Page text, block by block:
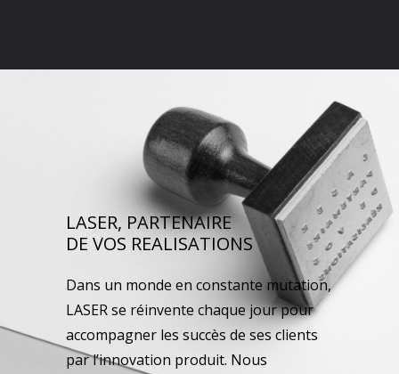
LASER, PARTENAIRE
DE VOS REALISATIONS
Dans un monde en constante mutation,
LASER se réinvente chaque jour pour
accompagner les succès de ses clients
par l’innovation produit. Nous